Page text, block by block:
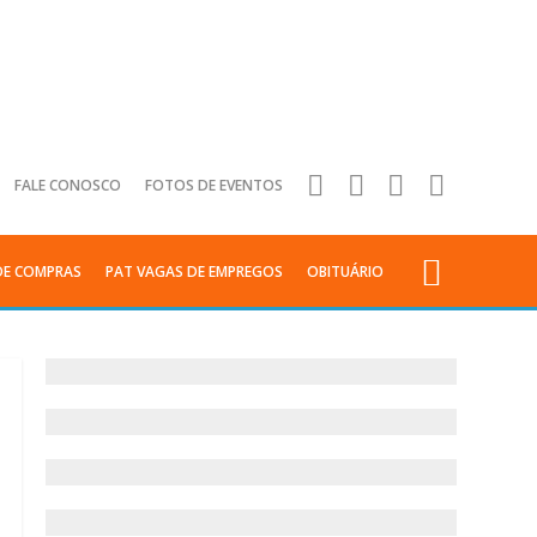
FALE CONOSCO FOTOS DE EVENTOS
COMPRAS PAT VAGAS DE EMPREGOS OBITUÁRIO